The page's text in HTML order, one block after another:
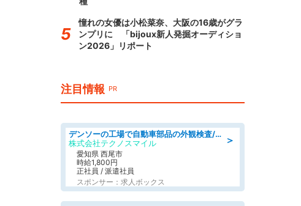
憧れの女優は小松菜奈、大阪の16歳がグラ
ンプリに 「bijoux新人発掘オーディショ
ン2026」リポート
注目情報 PR
＞
デンソーの工場で自動車部品の外観検査/denso aichi
株式会社テクノスマイル
愛知県 西尾市
時給1,800円
正社員 / 派遣社員
スポンサー：求人ボックス